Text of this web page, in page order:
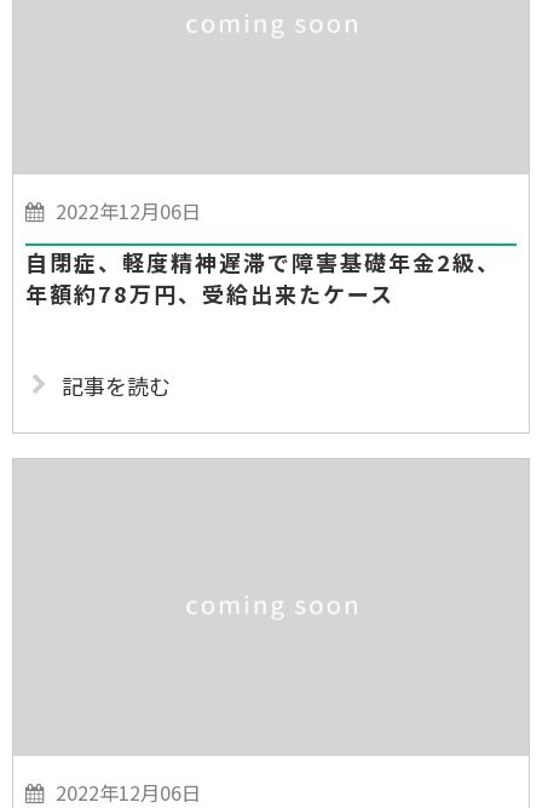
2022年12月06日
自閉症、軽度精神遅滞で障害基礎年金2級、
年額約78万円、受給出来たケース
記事を読む
2022年12月06日